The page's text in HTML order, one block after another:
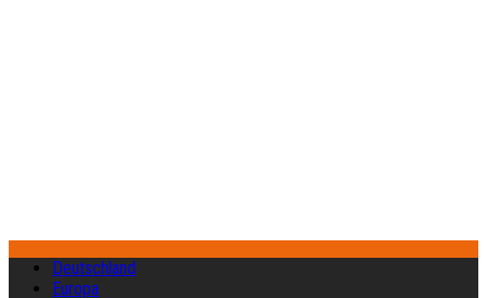
Deutschland
Europa